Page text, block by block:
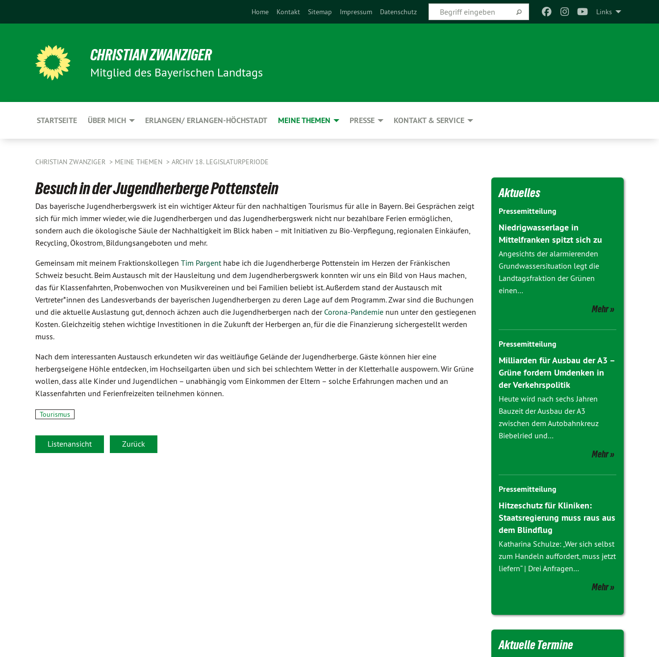
Links
Home Kontakt Sitemap Impressum Datenschutz
CHRISTIAN ZWANZIGER
Mitglied des Bayerischen Landtags
STARTSEITE ÜBER MICH ERLANGEN/ ERLANGEN-HÖCHSTADT MEINE THEMEN PRESSE KONTAKT & SERVICE
CHRISTIAN ZWANZIGER MEINE THEMEN ARCHIV 18. LEGISLATURPERIODE
Besuch in der Jugendherberge Pottenstein
Das bayerische Jugendherbergswerk ist ein wichtiger Akteur für den nachhaltigen Tourismus für alle in Bayern. Bei Gesprächen zeigt
sich für mich immer wieder, wie die Jugendherbergen und das Jugendherbergswerk nicht nur bezahlbare Ferien ermöglichen,
sondern auch die ökologische Säule der Nachhaltigkeit im Blick haben – mit Initiativen zu Bio-Verpflegung, regionalen Einkäufen,
Recycling, Ökostrom, Bildungsangeboten und mehr.
Gemeinsam mit meinem Fraktionskollegen Tim Pargenthabe ich die Jugendherberge Pottenstein im Herzen der Fränkischen
Schweiz besucht. Beim Austausch mit der Hausleitung und dem Jugendherbergswerk konnten wir uns ein Bild von Haus machen,
das für Klassenfahrten, Probenwochen von Musikvereinen und bei Familien beliebt ist. Außerdem stand der Austausch mit
Vertreter*innen des Landesverbands der bayerischen Jugendherbergen zu deren Lage auf dem Programm. Zwar sind die Buchungen
und die aktuelle Auslastung gut, dennoch ächzen auch die Jugendherbergen nach der Corona-Pandemie nun unter den gestiegenen
Kosten. Gleichzeitig stehen wichtige Investitionen in die Zukunft der Herbergen an, für die die Finanzierung sichergestellt werden
muss.
Nach dem interessanten Austausch erkundeten wir das weitläufige Gelände der Jugendherberge. Gäste können hier eine
herbergseigene Höhle entdecken, im Hochseilgarten üben und sich bei schlechtem Wetter in der Kletterhalle auspowern. Wir Grüne
wollen, dass alle Kinder und Jugendlichen – unabhängig vom Einkommen der Eltern – solche Erfahrungen machen und an
Klassenfahrten und Ferienfreizeiten teilnehmen können.
Tourismus
Listenansicht Zurück
Aktuelles
Pressemitteilung
Niedrigwasserlage in
Mittelfranken spitzt sich zu
Angesichts der alarmierenden
Grundwassersituation legt die
Landtagsfraktion der Grünen
einen…
Mehr
Pressemitteilung
Milliarden für Ausbau der A3 –
Grüne fordern Umdenken in
der Verkehrspolitik
Heute wird nach sechs Jahren
Bauzeit der Ausbau der A3
zwischen dem Autobahnkreuz
Biebelried und…
Mehr
Pressemitteilung
Hitzeschutz für Kliniken:
Staatsregierung muss raus aus
dem Blindflug
Katharina Schulze: „Wer sich selbst
zum Handeln auffordert, muss jetzt
liefern“ | Drei Anfragen…
Mehr
Aktuelle Termine